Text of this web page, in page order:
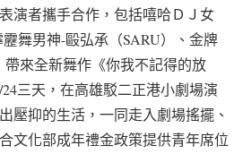
演者攜手合作，包括嘻哈ＤＪ女
舞男神-毆弘承（SARU）、金牌
帶來全新舞作《你我不記得的放
三天，在高雄駁二正港小劇場演
壓抑的生活，一同走入劇場搖擺、
文化部成年禮金政策提供青年席位